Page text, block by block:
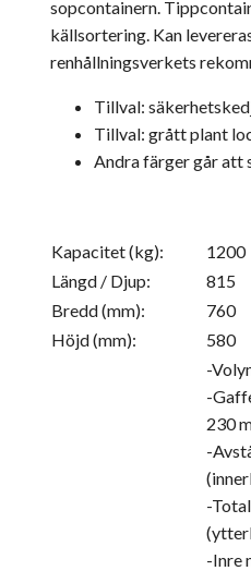
sopcontainern.
källsortering. Kan
renhållningsverkets
Tillval:
Tillval: grått plant
Andra färger går att
Kapacitet (kg):
1200
Längd / Djup:
815
Bredd (mm):
760
Höjd (mm):
580
-
-
230
-
-
-Inre